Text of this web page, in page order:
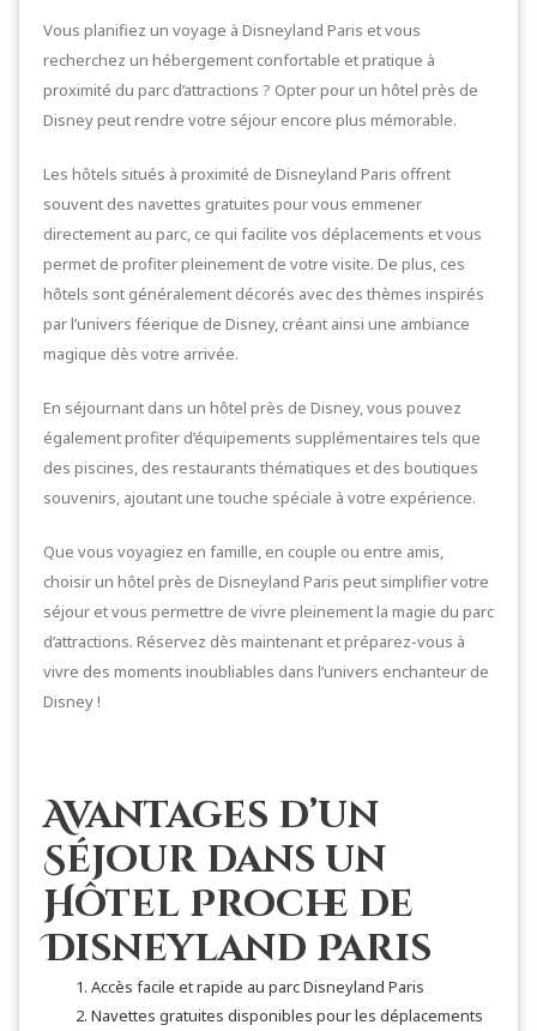
Vous planifiez un voyage à Disneyland Paris et vous
recherchez un hébergement confortable et pratique à
proximité du parc d’attractions ? Opter pour un hôtel près de
Disney peut rendre votre séjour encore plus mémorable.
Les hôtels situés à proximité de Disneyland Paris offrent
souvent des navettes gratuites pour vous emmener
directement au parc, ce qui facilite vos déplacements et vous
permet de profiter pleinement de votre visite. De plus, ces
hôtels sont généralement décorés avec des thèmes inspirés
par l’univers féerique de Disney, créant ainsi une ambiance
magique dès votre arrivée.
En séjournant dans un hôtel près de Disney, vous pouvez
également profiter d’équipements supplémentaires tels que
des piscines, des restaurants thématiques et des boutiques
souvenirs, ajoutant une touche spéciale à votre expérience.
Que vous voyagiez en famille, en couple ou entre amis,
choisir un hôtel près de Disneyland Paris peut simplifier votre
séjour et vous permettre de vivre pleinement la magie du parc
d’attractions. Réservez dès maintenant et préparez-vous à
vivre des moments inoubliables dans l’univers enchanteur de
Disney !
Avantages d’un
Séjour dans un
Hôtel Proche de
Disneyland Paris
Accès facile et rapide au parc Disneyland Paris
Navettes gratuites disponibles pour les déplacements